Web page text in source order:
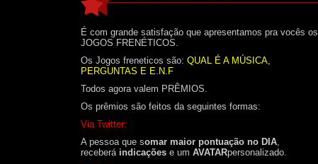
É com grande satisfação que apresentamos pra vocês os
JOGOS FRENÉTICOS.
Os Jogos freneticos são: QUAL É A MÚSICA,
PERGUNTAS E E.N.F
Todos agora valem PRÊMIOS.
Os prêmios são feitos da seguintes formas:
Via Twitter:
A pessoa que somar maior pontuação no DIA,
receberá indicações e um AVATARpersonalizado.